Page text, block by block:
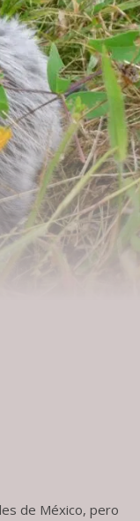
de México, pero